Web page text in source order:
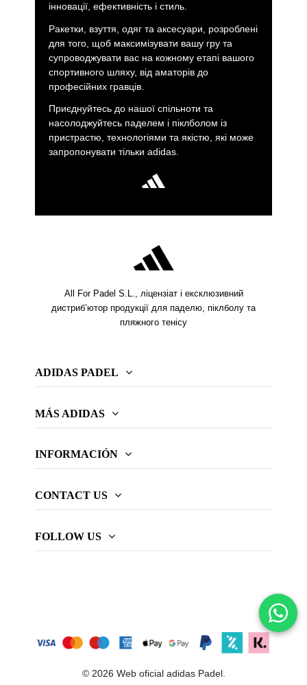
інновації, ефективність і стиль.
Ракетки, взуття, одяг та аксесуари, розроблені
для того, щоб максимізувати вашу гру та
супроводжувати вас на кожному етапі вашого
спортивного шляху, від аматорів до
професійних гравців.
Приєднуйтесь до нашої спільноти та
насолоджуйтесь паделем і піклболом із
пристрастю, технологіями та якістю, які може
запропонувати тільки adidas.
All For Padel S.L., ліцензіат і ексклюзивний
дистриб’ютор продукції для паделю, піклболу та
пляжного тенісу
ADIDAS PADEL
MÁS ADIDAS
INFORMACIÓN
CONTACT US
FOLLOW US
© 2026 Web oficial adidas Padel.